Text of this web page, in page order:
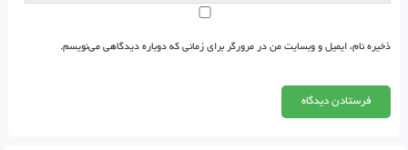
ذخیره نام، ایمیل و وبسایت من در مرورگر برای زمانی که دوباره دیدگاهی می‌نویسم.